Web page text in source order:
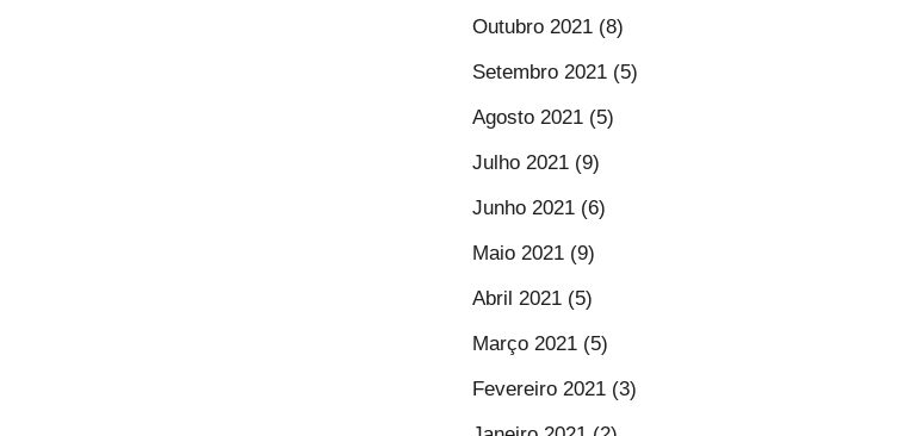
Outubro 2021 (8)
Setembro 2021 (5)
Agosto 2021 (5)
Julho 2021 (9)
Junho 2021 (6)
Maio 2021 (9)
Abril 2021 (5)
Março 2021 (5)
Fevereiro 2021 (3)